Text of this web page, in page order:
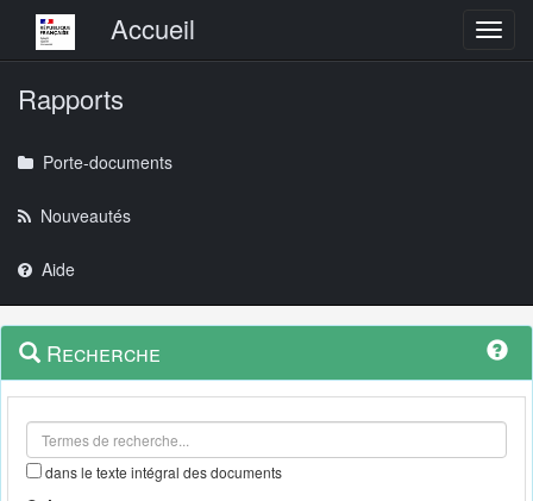
Menu principalAccueil
Rapports
Porte-documents
Nouveautés
Aide
Navigation
outils
Menu
contextuel
Recherche
dans le texte intégral des documents